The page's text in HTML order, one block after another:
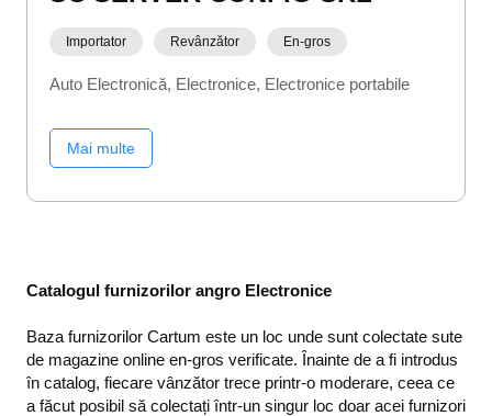
Importator Revânzător En-gros
Auto Electronică Electronice Electronice portabile
Mai multe
Catalogul furnizorilor angro Electronice
Baza furnizorilor Cartum este un loc unde sunt colectate sute
de magazine online en-gros verificate. Înainte de a fi introdus
în catalog, fiecare vânzător trece printr-o moderare, ceea ce
a făcut posibil să colectați într-un singur loc doar acei furnizori